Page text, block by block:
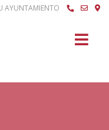
AYUNTAMIENTO